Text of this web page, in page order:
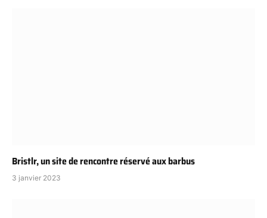
Bristlr, un site de rencontre réservé aux barbus
3 janvier 2023